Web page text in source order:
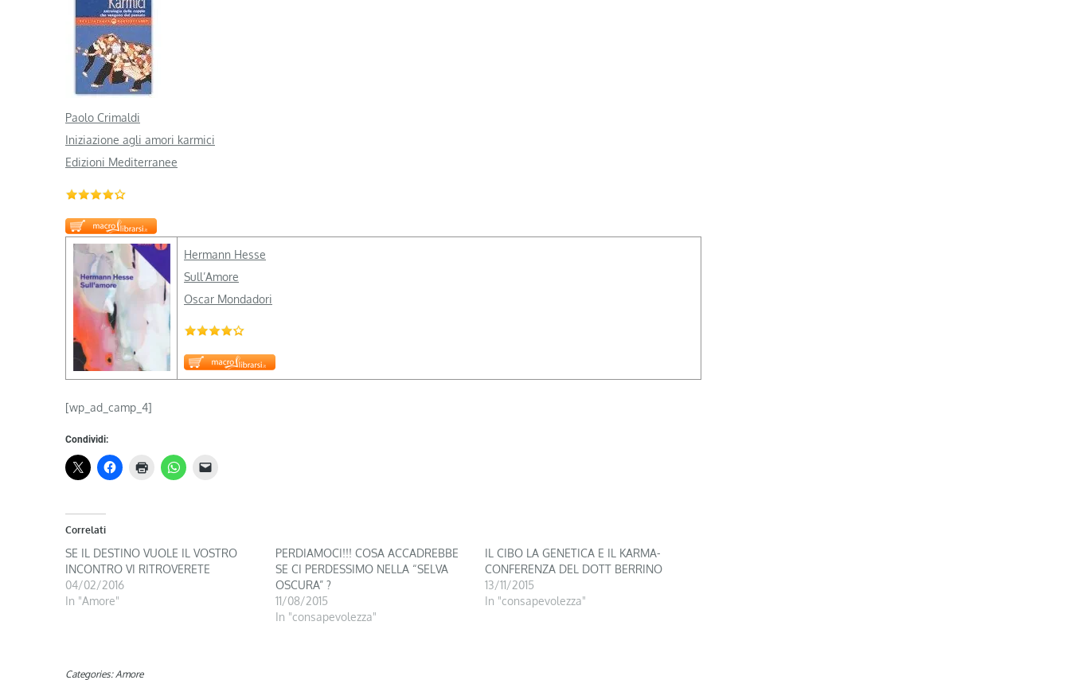
Paolo Crimaldi
Iniziazione agli amori karmici
Edizioni Mediterranee
Hermann Hesse
Sull’Amore
Oscar Mondadori
[wp_ad_camp_4]
Condividi:
Correlati
SE IL DESTINO VUOLE IL VOSTRO
INCONTRO VI RITROVERETE
04/02/2016
In "Amore"
PERDIAMOCI!!! COSA ACCADREBBE
SE CI PERDESSIMO NELLA “SELVA
OSCURA” ?
11/08/2015
In "consapevolezza"
IL CIBO LA GENETICA E IL KARMA-
CONFERENZA DEL DOTT BERRINO
13/11/2015
In "consapevolezza"
Categories: Amore